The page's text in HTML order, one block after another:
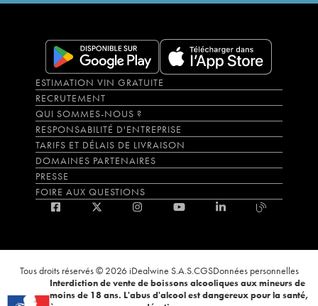
ESTIMATION VIN GRATUITE
RECRUTEMENT
QUI SOMMES-NOUS ?
RESPONSABILITÉ D'ENTREPRISE
TARIFS ET DÉLAIS DE LIVRAISON
DOMAINES PARTENAIRES
PRESSE
FOIRE AUX QUESTIONS
Tous droits réservés © 2026 iDealwine S.A.S.CGSDonnées personnelles
Interdiction de vente de boissons alcooliques aux mineurs de
moins de 18 ans. L'abus d'alcool est dangereux pour la santé,